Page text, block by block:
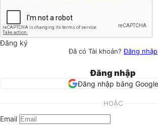
Đăng ký
Đã có Tài khoản?Đăng nhập
Đăng nhập
Đăng nhập bằng Google
HOẶC
Email